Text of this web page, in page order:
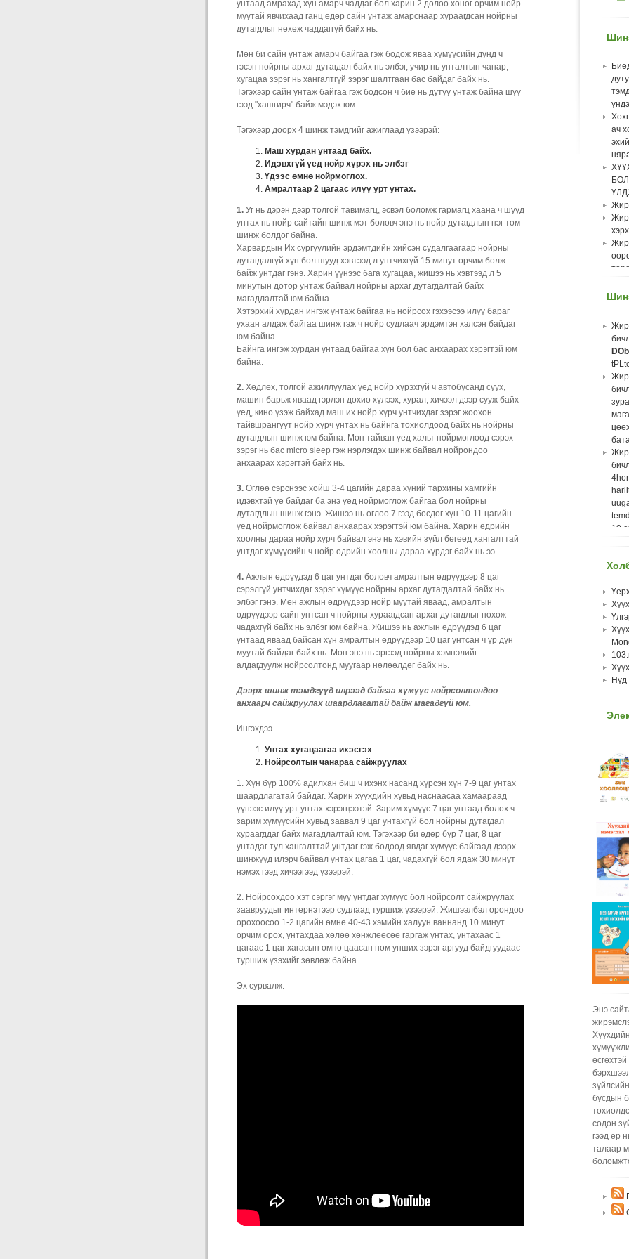
ач
10
Яст
юм
ym
8
tgd
нь
Бас
ач
Нүд
Энэ
бусдын
содон
гээд ер
талаар
унтаад амрахад хүн амарч чаддаг бол харин 2 долоо хоног орчим нойр
муутай явчихаад ганц өдөр сайн унтаж амарснаар хураагдсан нойрны
дутагдлыг нөхөж чаддаггүй байх нь.
Мөн би сайн унтаж амарч байгаа гэж бодож яваа хүмүүсийн дунд ч
гэсэн нойрны архаг дутагдал байх нь элбэг, учир нь унталтын чанар,
хугацаа зэрэг нь хангалтгүй зэрэг шалтгаан бас байдаг байх нь.
Тэгэхээр сайн унтаж байгаа гэж бодсон ч бие нь дутуу унтаж байна шүү
гээд "хашгирч" байж мэдэх юм.
Тэгэхээр доорх 4 шинж тэмдгийг ажиглаад үзээрэй:
Маш хурдан унтаад байх.
Идэвхгүй үед нойр хүрэх нь элбэг
Үдээс өмнө нойрмоглох.
Амралтаар 2 цагаас илүү урт унтах.
1. Уг нь дэрэн дээр толгой тавимагц, эсвэл боломж гармагц хаана ч шууд
унтах нь нойр сайтайн шинж мэт боловч энэ нь нойр дутагдлын нэг том
шинж болдог байна.
Харвардын Их сургуулийн эрдэмтдийн хийсэн судалгаагаар нойрны
дутагдалгүй хүн бол шууд хэвтээд л унтчихгүй 15 минут орчим болж
байж унтдаг гэнэ. Харин үүнээс бага хугацаа, жишээ нь хэвтээд л 5
минутын дотор унтаж байвал нойрны архаг дутагдалтай байх
магадлалтай юм байна.
Хэтэрхий хурдан ингэж унтаж байгаа нь нойрсох гэхээсээ илүү бараг
ухаан алдаж байгаа шинж гэж ч нойр судлаач эрдэмтэн хэлсэн байдаг
юм байна.
Байнга ингэж хурдан унтаад байгаа хүн бол бас анхаарах хэрэгтэй юм
байна.
2. Хөдлөх, толгой ажиллуулах үед нойр хүрэхгүй ч автобусанд суух,
машин барьж яваад гэрлэн дохио хүлээх, хурал, хичээл дээр сууж байх
үед, кино үзэж байхад маш их нойр хүрч унтчихдаг зэрэг жоохон
тайвшрангуут нойр хүрч унтах нь байнга тохиолдоод байх нь нойрны
дутагдлын шинж юм байна. Мөн тайван үед хальт нойрмоглоод сэрэх
зэрэг нь бас micro sleep гэж нэрлэгдэх шинж байвал нойрондоо
анхаарах хэрэгтэй байх нь.
3. Өглөө сэрснээс хойш 3-4 цагийн дараа хүний тархины хамгийн
идэвхтэй үе байдаг ба энэ үед нойрмоглож байгаа бол нойрны
дутагдлын шинж гэнэ. Жишээ нь өглөө 7 гээд босдог хүн 10-11 цагийн
үед нойрмоглож байвал анхаарах хэрэгтэй юм байна. Харин өдрийн
хоолны дараа нойр хүрч байвал энэ нь хэвийн зүйл бөгөөд хангалттай
унтдаг хүмүүсийн ч нойр өдрийн хоолны дараа хүрдэг байх нь ээ.
4. Ажлын өдрүүдэд 6 цаг унтдаг боловч амралтын өдрүүдээр 8 цаг
сэрэлгүй унтчихдаг зэрэг хүмүүс нойрны архаг дутагдалтай байх нь
элбэг гэнэ. Мөн ажлын өдрүүдээр нойр муутай яваад, амралтын
өдрүүдээр сайн унтсан ч нойрны хураагдсан архаг дутагдлыг нөхөж
чадахгүй байх нь элбэг юм байна. Жишээ нь ажлын өдрүүдэд 6 цаг
унтаад яваад байсан хүн амралтын өдрүүдээр 10 цаг унтсан ч үр дүн
муутай байдаг байх нь. Мөн энэ нь эргээд нойрны хэмнэлийг
алдагдуулж нойрсолтонд муугаар нөлөөлдөг байх нь.
Дээрх шинж тэмдгүүд илрээд байгаа хүмүүс нойрсолтондоо
анхаарч сайжруулах шаардлагатай байж магадгүй юм.
Ингэхдээ
Унтах хугацаагаа ихэсгэх
Нойрсолтын чанараа сайжруулах
1. Хүн бүр 100% адилхан биш ч ихэнх насанд хүрсэн хүн 7-9 цаг унтах
шаардлагатай байдаг. Харин хүүхдийн хувьд наснаасаа хамаараад
үүнээс илүү урт унтах хэрэгцээтэй. Зарим хүмүүс 7 цаг унтаад болох ч
зарим хүмүүсийн хувьд заавал 9 цаг унтахгүй бол нойрны дутагдал
хураагддаг байх магадлалтай юм. Тэгэхээр би өдөр бүр 7 цаг, 8 цаг
унтадаг тул хангалттай унтдаг гэж бодоод явдаг хүмүүс байгаад дээрх
шинжүүд илэрч байвал унтах цагаа 1 цаг, чадахгүй бол ядаж 30 минут
нэмэх гээд хичээгээд үзээрэй.
2. Нойрсохдоо хэт сэргэг муу унтдаг хүмүүс бол нойрсолт сайжруулах
заавруудыг интернэтээр судлаад туршиж үзээрэй. Жишээлбэл орондоо
орохоосоо 1-2 цагийн өмнө 40-43 хэмийн халуун ваннанд 10 минут
орчим орох, унтахдаа хөлөө хөнжлөөсөө гаргаж унтах, унтахаас 1
цагаас 1 цаг хагасын өмнө цаасан ном унших зэрэг аргууд байдгуудаас
туршиж үзэхийг зөвлөж байна.
Эх сурвалж: